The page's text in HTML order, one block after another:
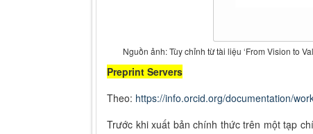
Nguồn ảnh: Tùy chỉnh từ tài liệu ‘From Vision to
Preprint Servers
Theo: https://info.orcid.org/documentation/
Trước khi xuất bản chính thức trên một tạp